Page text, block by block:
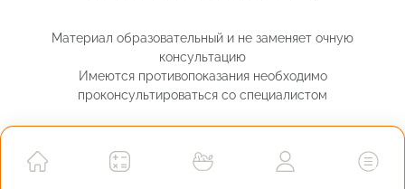
Материал образовательный и не заменяет очную
консультацию
Имеются противопоказания необходимо
проконсультироваться со специалистом